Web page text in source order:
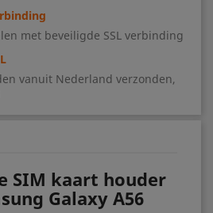
met beveiligde SSL verbinding
vanuit Nederland verzonden,
SIM kaart houder
Galaxy A56